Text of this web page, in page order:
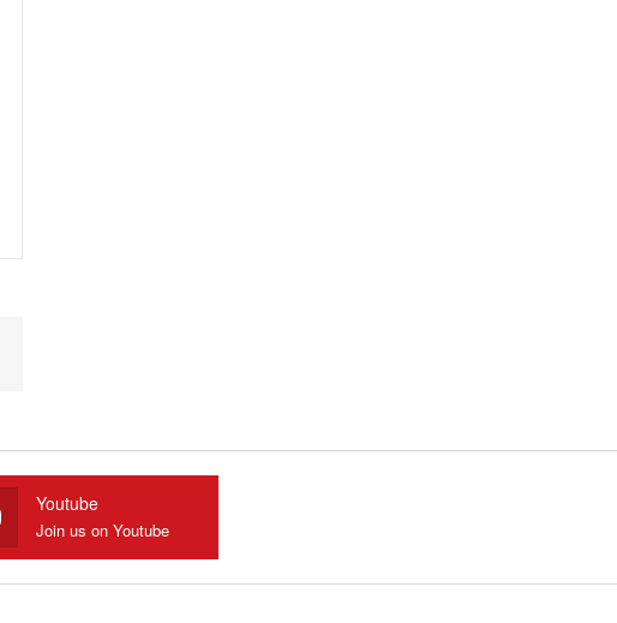
Youtube
Join us on Youtube